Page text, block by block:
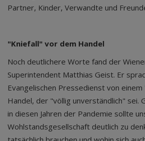
Partner, Kinder, Verwandte und
"Kniefall" vor dem Handel
Noch deutlichere Worte fand der
Superintendent Matthias Geist. Er
Evangelischen Pressedienst von
Handel, der "völlig unverständlich" sei.
in diesen Jahren der Pandemie sollte
Wohlstandsgesellschaft deutlich zu